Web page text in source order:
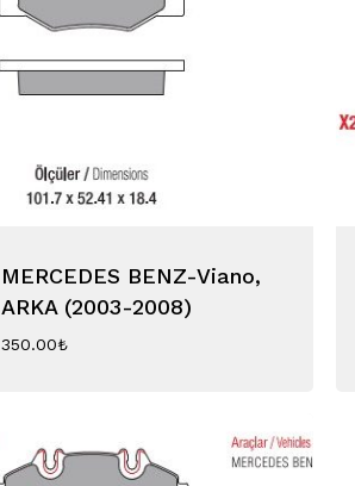
MERCEDES BENZ-Viano,
ARKA (2003-2008)
350.00₺